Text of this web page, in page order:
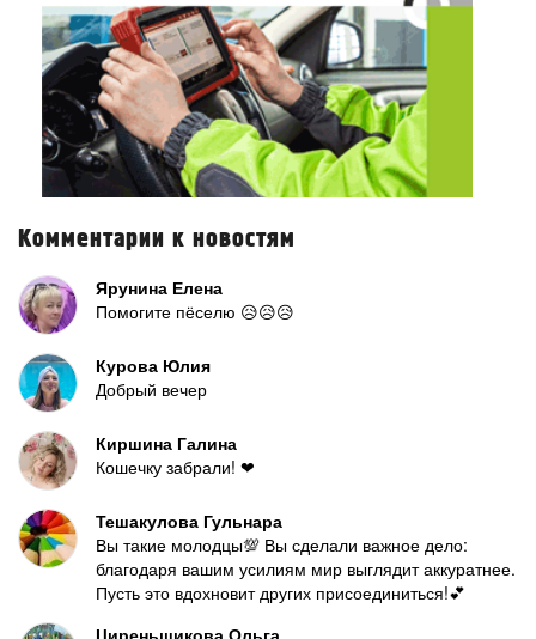
Комментарии к новостям
Ярунина Елена
Помогите пёселю 😥😥😥
Курова Юлия
Добрый вечер
Киршина Галина
Кошечку забрали! ❤
Тешакулова Гульнара
Вы такие молодцы💯 Вы сделали важное дело:
благодаря вашим усилиям мир выглядит аккуратнее.
Пусть это вдохновит других присоединиться!💕
Циреньщикова Ольга